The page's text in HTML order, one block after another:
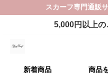
スカーフ専門通販
5,000円以上
新着商品 商品